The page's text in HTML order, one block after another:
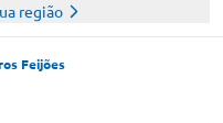
região
Feijões